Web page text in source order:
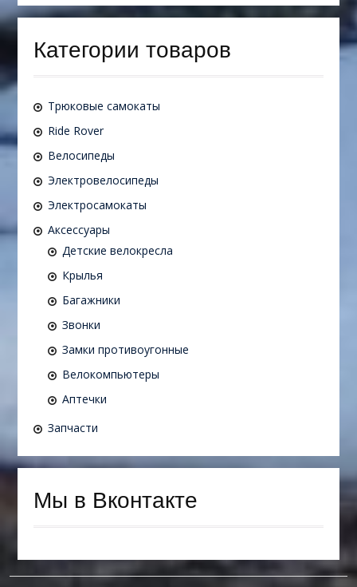
Категории товаров
Трюковые самокаты
Ride Rover
Велосипеды
Электровелосипеды
Электросамокаты
Аксессуары
Детские велокресла
Крылья
Багажники
Звонки
Замки противоугонные
Велокомпьютеры
Аптечки
Запчасти
Мы в Вконтакте